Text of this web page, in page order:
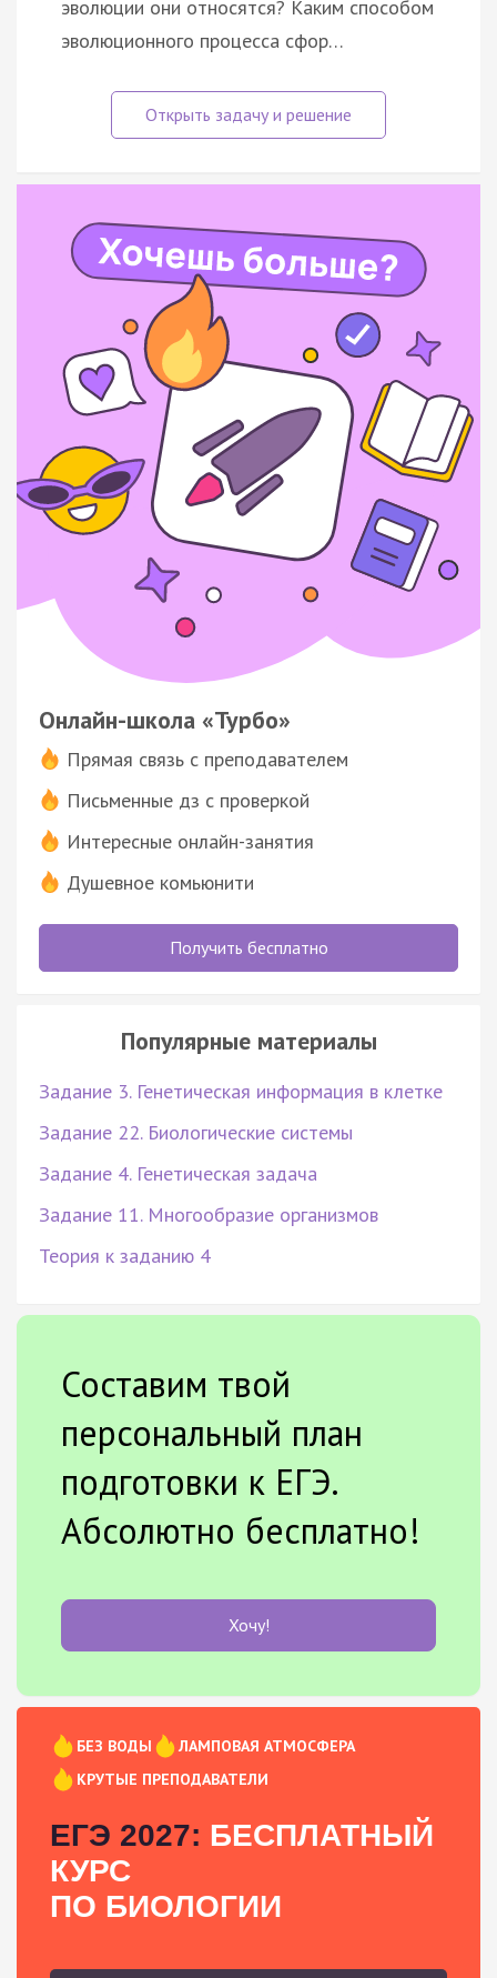
эволюции они относятся? Каким способом
эволюционного процесса сфор…
Онлайн-школа «Турбо»
Прямая связь с преподавателем
Письменные дз с проверкой
Интересные онлайн-занятия
Душевное комьюнити
Получить бесплатно
Популярные материалы
Задание 3. Генетическая информация в клетке
Задание 22. Биологические системы
Задание 4. Генетическая задача
Задание 11. Многообразие организмов
Теория к заданию 4
Составим твой
персональный план
подготовки к ЕГЭ.
Абсолютно бесплатно!
Хочу!
БЕЗ ВОДЫ
ЛАМПОВАЯ АТМОСФЕРА
КРУТЫЕ ПРЕПОДАВАТЕЛИ
ЕГЭ 2027: БЕСПЛАТНЫЙ
КУРС
ПО БИОЛОГИИ